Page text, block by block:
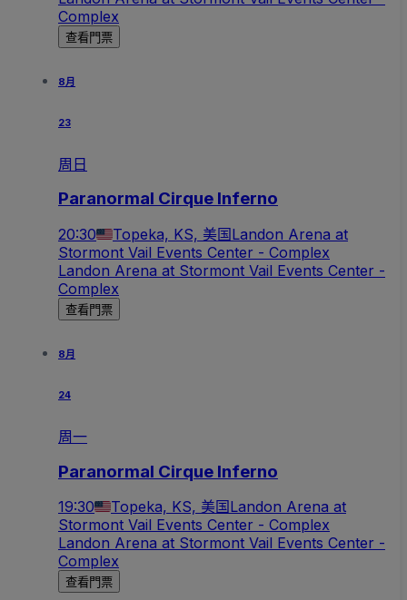
Complex
查看門票
8月
23
周日
Paranormal Cirque Inferno
20:30 Topeka, KS, 美国Landon Arena at
Stormont Vail Events Center - Complex
Landon Arena at Stormont Vail Events Center -
Complex
查看門票
8月
24
周一
Paranormal Cirque Inferno
19:30 Topeka, KS, 美国Landon Arena at
Stormont Vail Events Center - Complex
Landon Arena at Stormont Vail Events Center -
Complex
查看門票